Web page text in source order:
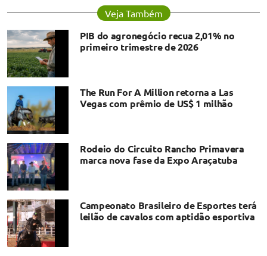
Veja Também
PIB do agronegócio recua 2,01% no
primeiro trimestre de 2026
The Run For A Million retorna a Las
Vegas com prêmio de US$ 1 milhão
Rodeio do Circuito Rancho Primavera
marca nova fase da Expo Araçatuba
Campeonato Brasileiro de Esportes terá
leilão de cavalos com aptidão esportiva